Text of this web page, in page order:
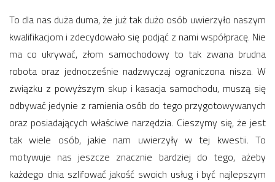
To dla nas duża duma, że już tak dużo osób uwierzyło naszym
kwalifikacjom i zdecydowało się podjąć z nami współpracę. Nie
ma co ukrywać, złom samochodowy to tak zwana brudna
robota oraz jednocześnie nadzwyczaj ograniczona nisza. W
związku z powyższym skup i kasacja samochodu, muszą się
odbywać jedynie z ramienia osób do tego przygotowywanych
oraz posiadających właściwe narzędzia. Cieszymy się, że jest
tak wiele osób, jakie nam uwierzyły w tej kwestii. To
motywuje nas jeszcze znacznie bardziej do tego, ażeby
każdego dnia szlifować jakość swoich usług i być najlepszym